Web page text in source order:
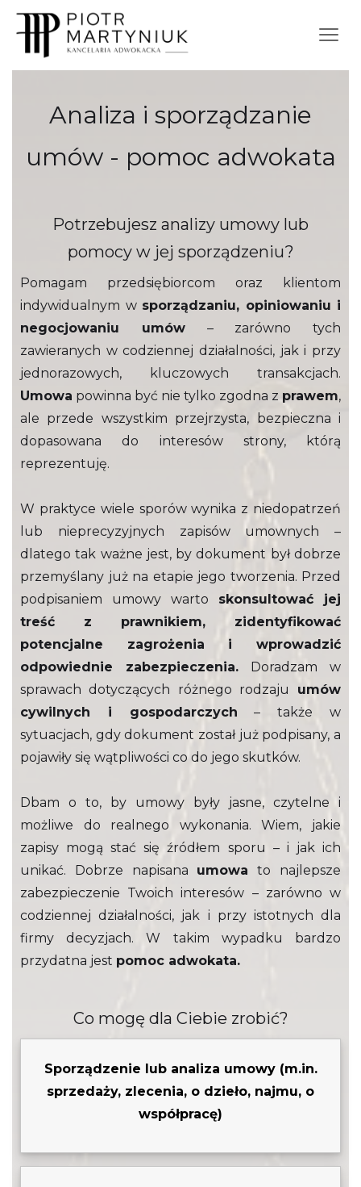
Analiza i sporządzanie
umów - pomoc adwokata
Potrzebujesz analizy umowy lub
pomocy w jej sporządzeniu?
Pomagam przedsiębiorcom oraz klientom
indywidualnym w sporządzaniu, opiniowaniu i
negocjowaniu umów– zarówno tych
zawieranych w codziennej działalności, jak i przy
jednorazowych, kluczowych transakcjach.
Umowa powinna być nie tylko zgodna z prawem,
ale przede wszystkim przejrzysta, bezpieczna i
dopasowana do interesów strony, którą
reprezentuję.
W praktyce wiele sporów wynika z niedopatrzeń
lub nieprecyzyjnych zapisów umownych –
dlatego tak ważne jest, by dokument był dobrze
przemyślany już na etapie jego tworzenia. Przed
podpisaniem umowy warto skonsultować jej
treść z prawnikiem, zidentyfikować
potencjalne zagrożenia i wprowadzić
odpowiednie zabezpieczenia. Doradzam w
sprawach dotyczących różnego rodzaju umów
cywilnych i gospodarczych – także w
sytuacjach, gdy dokument został już podpisany, a
pojawiły się wątpliwości co do jego skutków.
Dbam o to, by umowy były jasne, czytelne i
możliwe do realnego wykonania. Wiem, jakie
zapisy mogą stać się źródłem sporu – i jak ich
unikać. Dobrze napisana umowa to najlepsze
zabezpieczenie Twoich interesów – zarówno w
codziennej działalności, jak i przy istotnych dla
firmy decyzjach. W takim wypadku bardzo
przydatna jest pomoc adwokata.
Co mogę dla Ciebie zrobić?
Sporządzenie lub analiza umowy (m.in.
sprzedaży, zlecenia, o dzieło, najmu, o
współpracę)